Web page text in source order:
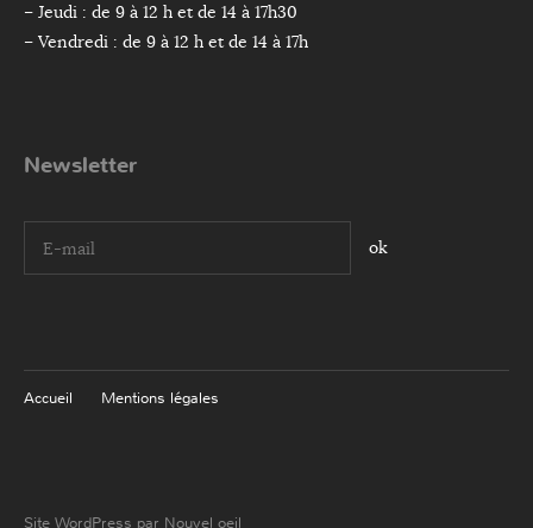
– Jeudi : de 9 à 12 h et de 14 à 17h30
– Vendredi : de 9 à 12 h et de 14 à 17h
Newsletter
I agree terms and conditions.*
Accueil Mentions légales
Site WordPress par Nouvel oeil